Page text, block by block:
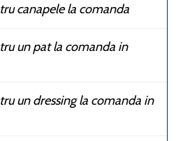
canapele la comanda
un pat la comanda in
un dressing la comanda in